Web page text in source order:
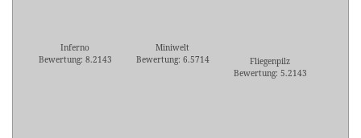
Inferno
Bewertung: 8.2143
Miniwelt
Bewertung: 6.5714
Fliegenpilz
Bewertung: 5.2143